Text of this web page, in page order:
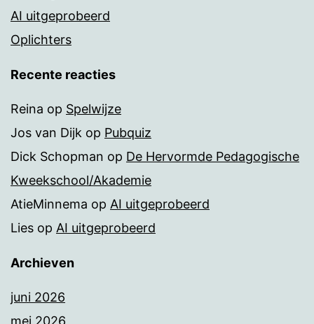
AI uitgeprobeerd
Oplichters
Recente reacties
Reina op Spelwijze
Jos van Dijk op Pubquiz
Dick Schopman op De Hervormde Pedagogische
Kweekschool/Akademie
AtieMinnema op AI uitgeprobeerd
Lies op AI uitgeprobeerd
Archieven
juni 2026
mei 2026